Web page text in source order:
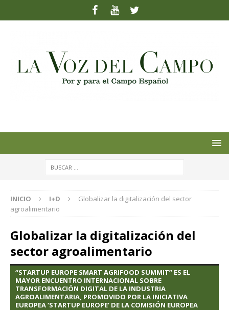
INICIO I+D
Globalizar la digitalización del sector
agroalimentario
Globalizar la digitalización del
sector agroalimentario
“STARTUP EUROPE SMART AGRIFOOD SUMMIT” ES EL
MAYOR ENCUENTRO INTERNACIONAL SOBRE
TRANSFORMACIÓN DIGITAL DE LA INDUSTRIA
AGROALIMENTARIA, PROMOVIDO POR LA INICIATIVA
EUROPEA ‘STARTUP EUROPE’ DE LA COMISIÓN EUROPEA